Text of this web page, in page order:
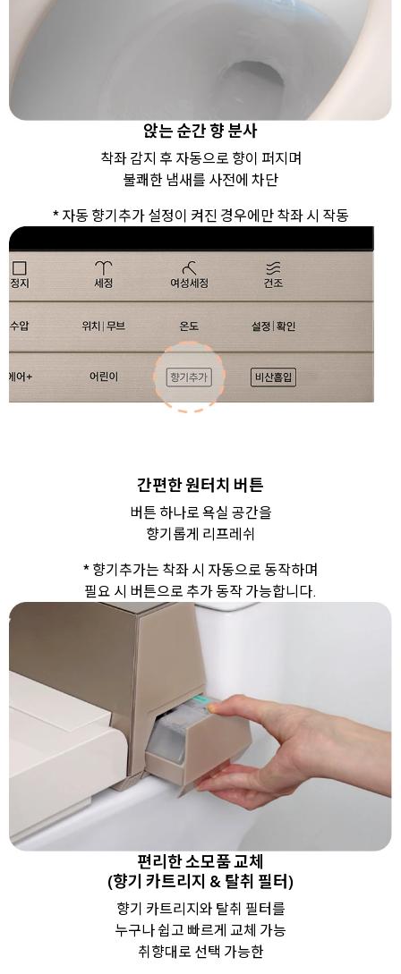
앉는 순간 향 분사
착좌 감지 후 자동으로 향이 퍼지며
불쾌한 냄새를 사전에 차단
* 자동 향기추가 설정이 켜진 경우에만 착좌 시 작동
간편한 원터치 버튼
버튼 하나로 욕실 공간을
향기롭게 리프레쉬
* 향기추가는 착좌 시 자동으로 동작하며
필요 시 버튼으로 추가 동작 가능합니다.
편리한 소모품 교체
(향기 카트리지 & 탈취 필터)
향기 카트리지와 탈취 필터를
누구나 쉽고 빠르게 교체 가능
취향대로 선택 가능한